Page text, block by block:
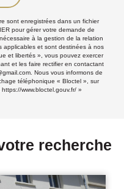
sont enregistrées dans un fichier
pour gérer votre demande de
à la gestion de la relation
applicables et sont destinées à nos
et libertés », vous pouvez exercer
et les faire rectifier en contactant
Nous vous informons de
téléphonique « Bloctel », sur
https://www.bloctel.gouv.fr/ »
recherche